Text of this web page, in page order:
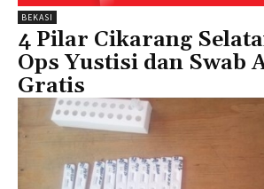
BEKASI
4 Pilar Cikarang
Ops Yustisi dan Swab
Gratis